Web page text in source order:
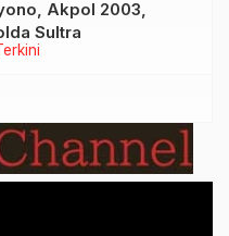
Akpol 2003,
Sultra